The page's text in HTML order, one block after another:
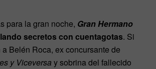
para la gran noche, Gran Hermano
secretos con cuentagotas. Si
Belén Roca, ex concursante de
y Viceversa y sobrina del fallecido